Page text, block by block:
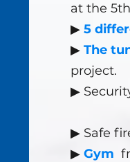
at the
▶5
▶The
project.
▶
▶ Safe
▶Gym